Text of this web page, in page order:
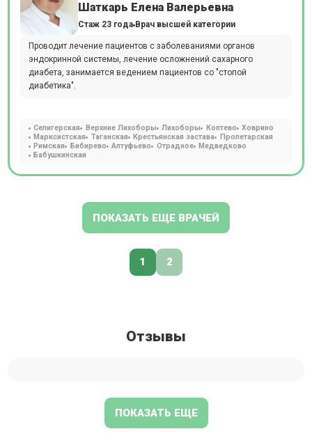
Шаткарь Елена Валерьевна
Стаж 23 года Врач высшей категории
Проводит лечение пациентов с заболеваниями органов
эндокринной системы, лечение осложнений сахарного
диабета, занимается ведением пациентов со "стопой
диабетика".
Селигерская Верхние Лихоборы Лихоборы Коптево
Ховрино
Марксистская
Таганская Крестьянская застава
Пролетарская
Римская
Бибирево Алтуфьево Отрадное Медведково
Бабушкинская
ПОКАЗАТЬ ЕЩЕ ВРАЧЕЙ
1 2
Отзывы
ПОКАЗАТЬ ЕЩЕ